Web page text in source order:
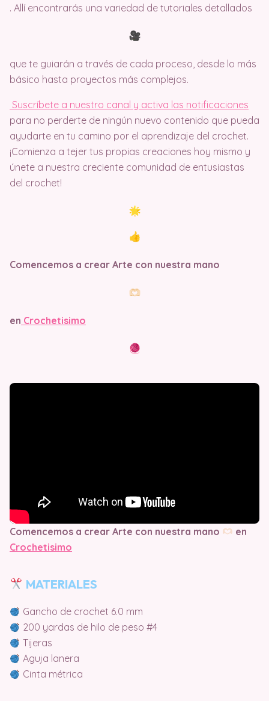
. Allí encontrarás una variedad de tutoriales detallados
que te guiarán a través de cada proceso, desde lo más
básico hasta proyectos más complejos.
Suscríbete a nuestro canal y activa las notificaciones
para no perderte de ningún nuevo contenido que pueda
ayudarte en tu camino por el aprendizaje del crochet.
¡Comienza a tejer tus propias creaciones hoy mismo y
únete a nuestra creciente comunidad de entusiastas
del crochet!
Comencemos a crear Arte con nuestra mano
en Crochetisimo
Comencemos a crear Arte con nuestra mano
en
Crochetisimo
MATERIALES
Gancho de crochet 6.0 mm
200 yardas de hilo de peso #4
Tijeras
Aguja lanera
Cinta métrica